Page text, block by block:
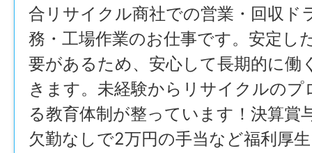
合リサイクル商社での営業・回収ド
務・工場作業のお仕事です。安定し
要があるため、安心して長期的に働
きます。未経験からリサイクルのプ
る教育体制が整っています！決算賞
欠勤なしで2万円の手当など福利厚